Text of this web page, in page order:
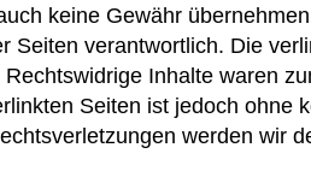
keine Gewähr
Seiten verantwortlich. Die
Inhalte waren
Seiten ist jedoch ohne
werden wir